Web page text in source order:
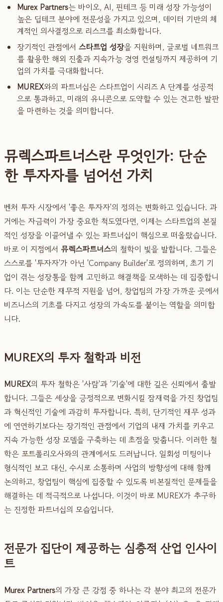
Murex Partners는 바이오, AI, 핀테크 등 미래 성장 가능성이
높은 딥테크 분야에 전문성을 가지고 있으며, 데이터 기반의 체
계적인 의사결정으로 리스크를 최소화합니다.
장기적인 관점에서 스타트업 성장을 지원하며, 글로벌 네트워크
를 활용한 해외 진출과 지속가능 경영 컨설팅까지 제공하여 기
업의 가치를 극대화합니다.
MUREX와의 파트너십은 스타트업이 시리즈 A 단계를 성공적
으로 통과하고, 미래의 유니콘으로 도약할 수 있는 견고한 발판
을 마련하는 것을 의미합니다.
뮤렉스파트너스란 무엇인가: 단순
한 투자자를 넘어선 가치
벤처 투자 시장에서 '좋은 투자자'의 정의는 변화하고 있습니다. 과
거에는 자금력이 가장 중요한 척도였다면, 이제는 스타트업의 본질
적인 성장을 이끌어낼 수 있는 파트너십이 핵심으로 떠올랐습니다.
바로 이 지점에서 뮤렉스파트너스의 철학이 빛을 발합니다. 그들은
스스로를 '투자자'가 아닌 'Company Builder'로 정의하며, 초기 기
업이 겪는 성장통을 함께 고민하고 해결책을 모색하는 데 집중합니
다. 이는 단순한 재무적 지원을 넘어, 창업팀의 가장 가까운 곳에서
비즈니스의 기초를 다지고 성장의 가속도를 붙이는 역할을 의미합
니다.
MUREX의 투자 철학과 비전
MUREX의 투자 철학은 '사람'과 '기술'에 대한 깊은 신뢰에서 출발
합니다. 그들은 세상을 긍정적으로 변화시킬 잠재력을 가진 창업팀
과 혁신적인 기술에 과감히 투자합니다. 특히, 단기적인 재무 성과
에 연연하기보다는 장기적인 관점에서 기업의 내재 가치를 키우고
지속 가능한 성장 모델을 구축하는 데 초점을 맞춥니다. 이러한 철
학은 포트폴리오사와의 관계에서도 드러납니다. 일회성 미팅이나
형식적인 보고 대신, 수시로 소통하며 사업의 방향성에 대해 함께
논의하고, 창업팀이 핵심에 집중할 수 있도록 비본질적인 문제들을
해결하는 데 적극적으로 나섭니다. 이것이 바로 MUREX가 추구하
는 진정한 파트너십의 모습입니다.
전문가 집단이 제공하는 심층적 산업 인사이
트
Murex Partners의 가장 큰 강점 중 하나는 각 분야 최고의 전문가